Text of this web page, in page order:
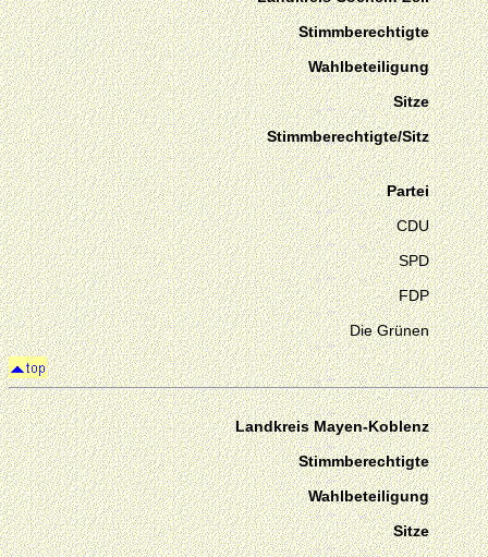
Stimmberechtigte
Wahlbeteiligung
Sitze
Stimmberechtigte/Sitz
Partei
CDU
SPD
FDP
Die Grünen
Landkreis Mayen-Koblenz
Stimmberechtigte
Wahlbeteiligung
Sitze